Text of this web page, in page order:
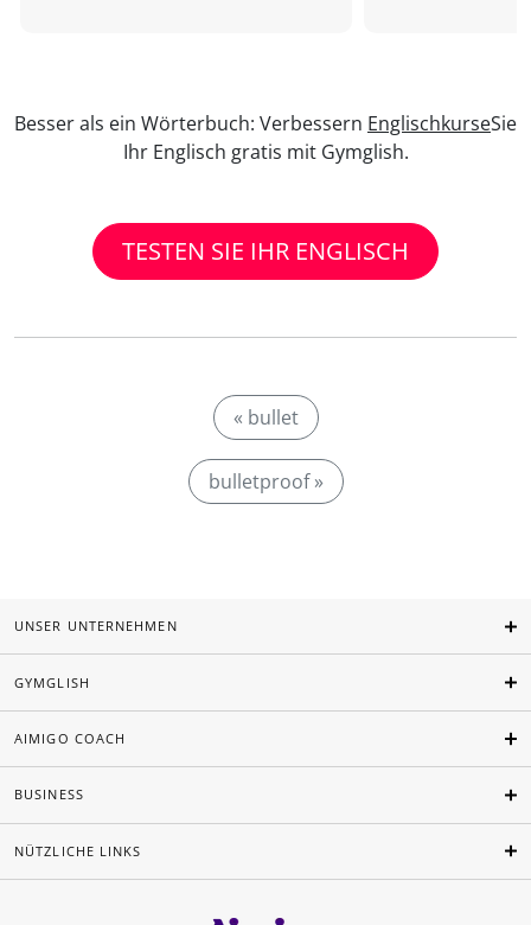
Besser als ein Wörterbuch: Verbessern EnglischkurseSie
Ihr Englisch gratis mit Gymglish.
TESTEN SIE IHR ENGLISCH
« bullet
bulletproof »
UNSER UNTERNEHMEN
GYMGLISH
AIMIGO COACH
BUSINESS
NÜTZLICHE LINKS